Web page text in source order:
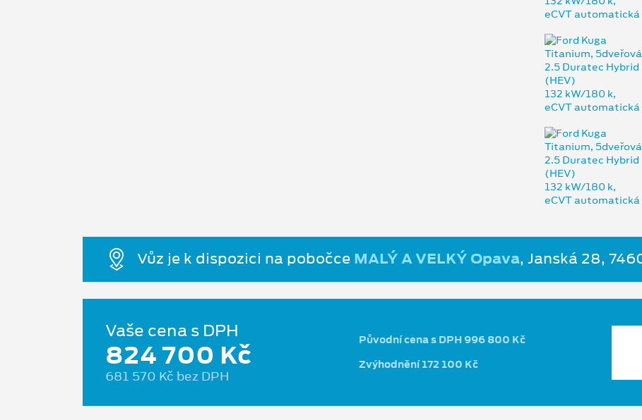
Vůz je k dispozici na pobočce MALÝ A VELKÝ Opava, Janská 28,
Vaše cena s DPH
824 700 Kč
681 570 Kč bez DPH
Původní cena s DPH 996 800 Kč
Zvýhodnění 172 100 Kč